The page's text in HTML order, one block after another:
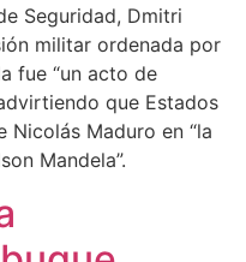
Seguridad, Dmitri
militar ordenada por
fue “un acto de
que Estados
Maduro en “la
Mandela”.